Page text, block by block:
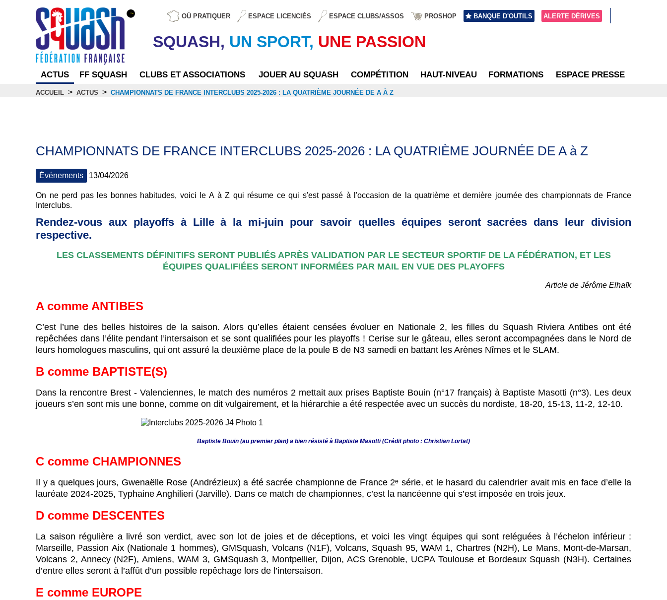
OÙ PRATIQUER ESPACE LICENCIÉS ESPACE CLUBS/ASSOS PROSHOP BANQUE D'OUTILS ALERTE DÉRIVES
SQUASH, UN SPORT, UNE PASSION
ACTUS FF SQUASH CLUBS ET ASSOCIATIONS JOUER AU SQUASH COMPÉTITION HAUT-NIVEAU FORMATIONS ESPACE PRESSE
ACCUEIL > ACTUS > CHAMPIONNATS DE FRANCE INTERCLUBS 2025-2026 : LA QUATRIÈME JOURNÉE DE A À Z
CHAMPIONNATS DE FRANCE INTERCLUBS 2025-2026 : LA QUATRIÈME JOURNÉE DE A à Z
Événements 13/04/2026
On ne perd pas les bonnes habitudes, voici le A à Z qui résume ce qui s'est passé à l'occasion de la quatrième et dernière journée des championnats de France
Interclubs.
Rendez-vous aux playoffs à Lille à la mi-juin pour savoir quelles équipes seront sacrées dans leur division
respective.
LES CLASSEMENTS DÉFINITIFS SERONT PUBLIÉS APRÈS VALIDATION PAR LE SECTEUR SPORTIF DE LA FÉDÉRATION, ET LES
ÉQUIPES QUALIFIÉES SERONT INFORMÉES PAR MAIL EN VUE DES PLAYOFFS
Article de Jérôme Elhaïk
A comme ANTIBES
C’est l’une des belles histoires de la saison. Alors qu’elles étaient censées évoluer en Nationale 2, les filles du Squash Riviera Antibes ont été
repêchées dans l’élite pendant l’intersaison et se sont qualifiées pour les playoffs ! Cerise sur le gâteau, elles seront accompagnées dans le Nord de
leurs homologues masculins, qui ont assuré la deuxième place de la poule B de N3 samedi en battant les Arènes Nîmes et le SLAM.
B comme BAPTISTE(S)
Dans la rencontre Brest - Valenciennes, le match des numéros 2 mettait aux prises Baptiste Bouin (n°17 français) à Baptiste Masotti (n°3). Les deux
joueurs s’en sont mis une bonne, comme on dit vulgairement, et la hiérarchie a été respectée avec un succès du nordiste, 18-20, 15-13, 11-2, 12-10.
Baptiste Bouin (au premier plan) a bien résisté à Baptiste Masotti (Crédit photo : Christian Lortat)
C comme CHAMPIONNES
Il y a quelques jours, Gwenaëlle Rose (Andrézieux) a été sacrée championne de France 2ᵉ série, et le hasard du calendrier avait mis en face d’elle la
lauréate 2024-2025, Typhaine Anghilieri (Jarville). Dans ce match de championnes, c’est la nancéenne qui s’est imposée en trois jeux.
D comme DESCENTES
La saison régulière a livré son verdict, avec son lot de joies et de déceptions, et voici les vingt équipes qui sont reléguées à l’échelon inférieur :
Marseille, Passion Aix (Nationale 1 hommes), GMSquash, Volcans (N1F), Volcans, Squash 95, WAM 1, Chartres (N2H), Le Mans, Mont-de-Marsan,
Volcans 2, Annecy (N2F), Amiens, WAM 3, GMSquash 3, Montpellier, Dijon, ACS Grenoble, UCPA Toulouse et Bordeaux Squash (N3H). Certaines
d’entre elles seront à l’affût d’un possible repêchage lors de l’intersaison.
E comme EUROPE